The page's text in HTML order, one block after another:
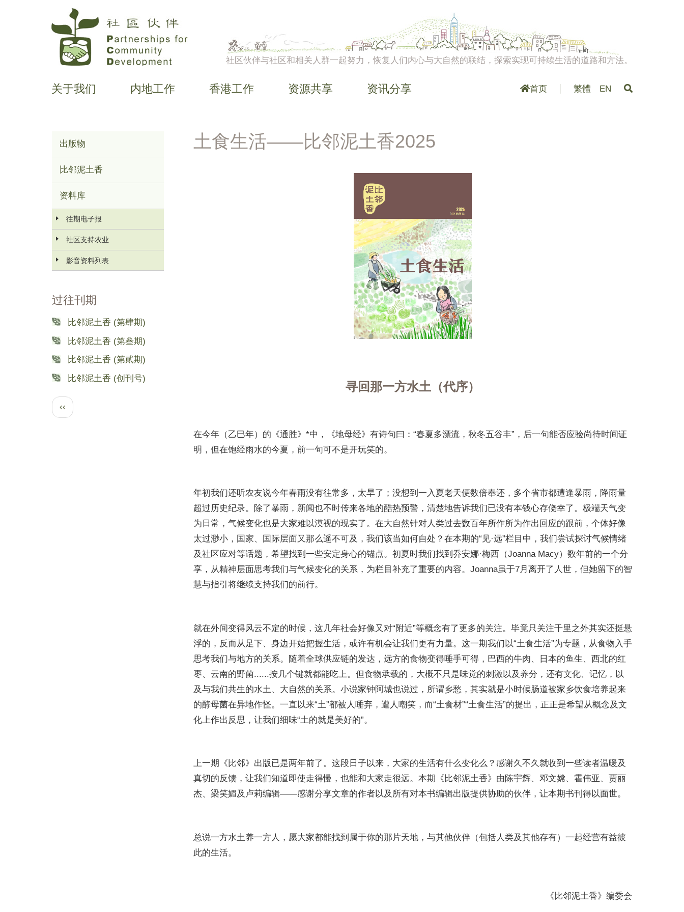
社区伙伴与社区和相关人群一起努力，恢复人们内心与大自然的联结，探索实现可持续生活的道路和方法。
关于我们 内地工作 香港工作 资源共享 资讯分享 首页 繁體 EN
Main
menu
出版物
比邻泥土香
资料库
往期电子报
社区支持农业
影音资料列表
过往刊期
比邻泥土香 (第肆期)
比邻泥土香 (第叁期)
比邻泥土香 (第貮期)
比邻泥土香 (创刊号)
分
页前
‹‹
土食生活——比邻泥土香2025
寻回那一方水土（代序）
在今年（乙巳年）的《通胜》*中，《地母经》有诗句曰：“春夏多漂流，秋冬五谷丰”，后一句能否应验尚待时间证
明，但在饱经雨水的今夏，前一句可不是开玩笑的。
年初我们还听农友说今年春雨没有往常多，太旱了；没想到一入夏老天便数倍奉还，多个省市都遭逢暴雨，降雨量
超过历史纪录。除了暴雨，新闻也不时传来各地的酷热预警，清楚地告诉我们已没有本钱心存侥幸了。极端天气变
为日常，气候变化也是大家难以漠视的现实了。在大自然针对人类过去数百年所作所为作出回应的跟前，个体好像
太过渺小，国家、国际层面又那么遥不可及，我们该当如何自处？在本期的“见·远”栏目中，我们尝试探讨气候情绪
及社区应对等话题，希望找到一些安定身心的锚点。初夏时我们找到乔安娜·梅西（Joanna Macy）数年前的一个分
享，从精神层面思考我们与气候变化的关系，为栏目补充了重要的内容。Joanna虽于7月离开了人世，但她留下的智
慧与指引将继续支持我们的前行。
就在外间变得风云不定的时候，这几年社会好像又对“附近”等概念有了更多的关注。毕竟只关注千里之外其实还挺悬
浮的，反而从足下、身边开始把握生活，或许有机会让我们更有力量。这一期我们以“土食生活”为专题，从食物入手
思考我们与地方的关系。随着全球供应链的发达，远方的食物变得唾手可得，巴西的牛肉、日本的鱼生、西北的红
枣、云南的野菌......按几个键就都能吃上。但食物承载的，大概不只是味觉的刺激以及养分，还有文化、记忆，以
及与我们共生的水土、大自然的关系。小说家钟阿城也说过，所谓乡愁，其实就是小时候肠道被家乡饮食培养起来
的酵母菌在异地作怪。一直以来“土”都被人唾弃，遭人嘲笑，而“土食材”“土食生活”的提出，正正是希望从概念及文
化上作出反思，让我们细味“土的就是美好的”。
上一期《比邻》出版已是两年前了。这段日子以来，大家的生活有什么变化么？感谢久不久就收到一些读者温暖及
真切的反馈，让我们知道即使走得慢，也能和大家走很远。本期《比邻泥土香》由陈宇辉、邓文嫦、霍伟亚、贾丽
杰、梁笑媚及卢莉编辑——感谢分享文章的作者以及所有对本书编辑出版提供协助的伙伴，让本期书刊得以面世。
总说一方水土养一方人，愿大家都能找到属于你的那片天地，与其他伙伴（包括人类及其他存有）一起经营有益彼
此的生活。
《比邻泥土香》编委会